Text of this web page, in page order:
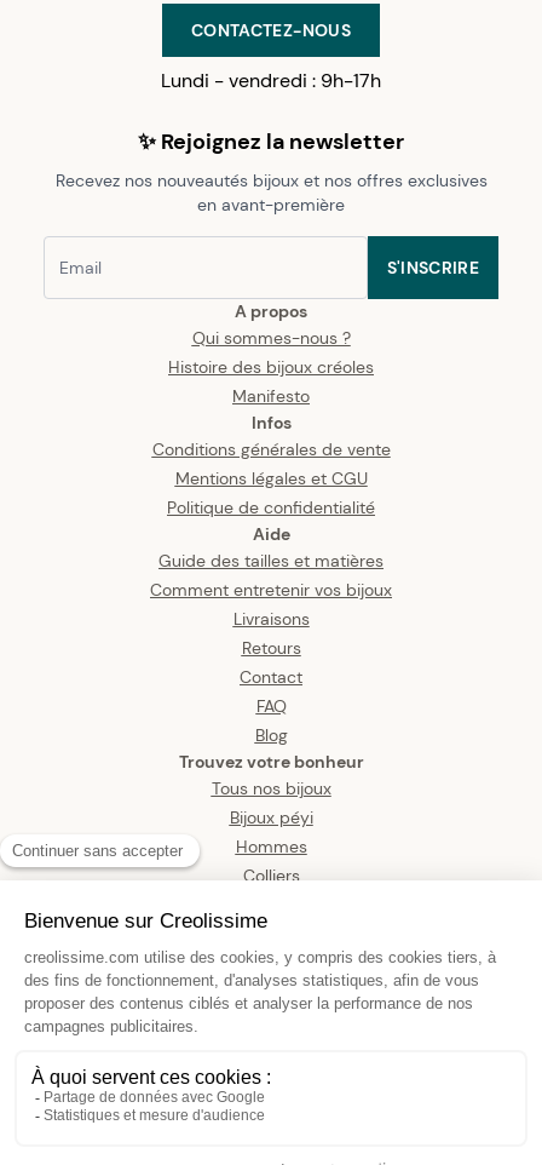
Médaille Or 375 Ovale Vierge
A propos
Qui sommes-nous ?
Histoire des bijoux créoles
Manifesto
Infos
Conditions générales de vente
Mentions légales et CGU
Politique de confidentialité
Aide
Guide des tailles et matières
Comment entretenir vos bijoux
Livraisons
Retours
Contact
FAQ
Blog
Trouvez votre bonheur
Tous nos bijoux
Bijoux péyi
Hommes
Colliers
Bracelets
Pendentifs
Bagues
CONTACTEZ-NOUS
Lundi - vendredi : 9h-17h
✨ Rejoignez la newsletter
Recevez nos nouveautés bijoux et nos offres exclusives
en avant-première
S'INSCRIRE